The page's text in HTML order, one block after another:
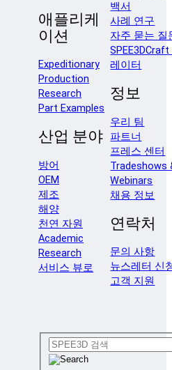
애플리케
이션
Expeditionary
Production
Research
Part Examples
산업 분야
방어
OEM
제조
해양
천연 자원
Academic
Research
서비스 뷰로
백서
사례 연구
자주 묻는 질
레이터
정보
우리 팀
파트너
프레스 센터
Tradeshows
Webinars
채용 정보
연락처
문의 사항
뉴스레터 신
고객 지원